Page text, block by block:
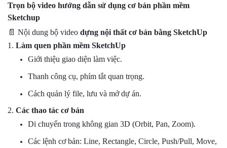
Trọn bộ video hướng dẫn sử dụng cơ bản phần mềm
Sketchup
📄 Nội dung bộ video dựng nội thất cơ bản bằng SketchUp
1. Làm quen phần mềm SketchUp
Giới thiệu giao diện làm việc.
Thanh công cụ, phím tắt quan trọng.
Cách quản lý file, lưu và mở dự án.
2. Các thao tác cơ bản
Di chuyển trong không gian 3D (Orbit, Pan, Zoom).
Các lệnh cơ bản: Line, Rectangle, Circle, Push/Pull, Move,